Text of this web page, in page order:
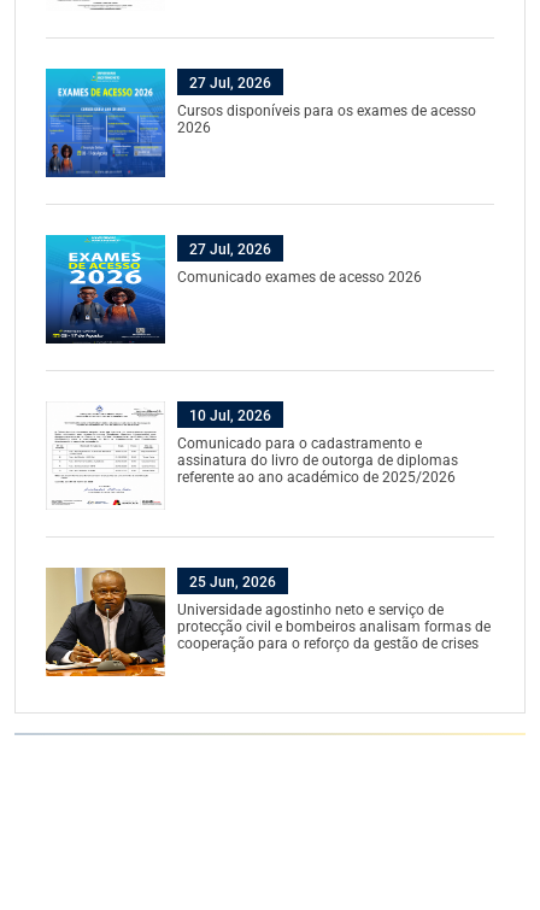
27 Jul, 2026
Cursos disponíveis para os exames de acesso
2026
27 Jul, 2026
Comunicado exames de acesso 2026
10 Jul, 2026
Comunicado para o cadastramento e
assinatura do livro de outorga de diplomas
referente ao ano académico de 2025/2026
25 Jun, 2026
Universidade agostinho neto e serviço de
protecção civil e bombeiros analisam formas de
cooperação para o reforço da gestão de crises